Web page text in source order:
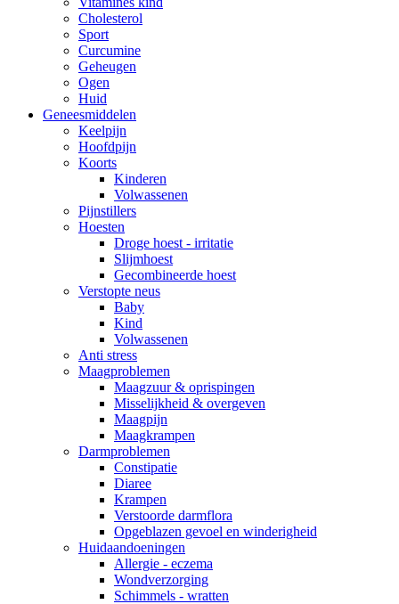
Cholesterol
Sport
Curcumine
Geheugen
Ogen
Huid
Geneesmiddelen
Keelpijn
Hoofdpijn
Koorts
Kinderen
Volwassenen
Pijnstillers
Hoesten
Droge hoest - irritatie
Slijmhoest
Gecombineerde hoest
Verstopte neus
Baby
Kind
Volwassenen
Anti stress
Maagproblemen
Maagzuur & oprispingen
Misselijkheid & overgeven
Maagpijn
Maagkrampen
Darmproblemen
Constipatie
Diaree
Krampen
Verstoorde darmflora
Opgeblazen gevoel en winderigheid
Huidaandoeningen
Allergie - eczema
Wondverzorging
Schimmels - wratten